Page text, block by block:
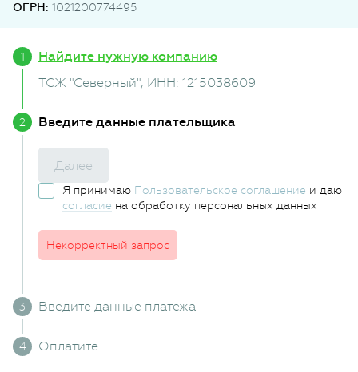
ОГРН: 1021200774495
Найдите нужную компанию
ТСЖ "Северный", ИНН: 1215038609
Введите данные плательщика
Далее
Я принимаю Пользовательское соглашение и даю
согласие на обработку персональных данных
Некорректный запрос
Введите данные платежа
Оплатите